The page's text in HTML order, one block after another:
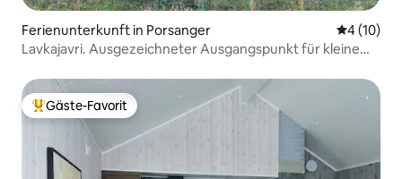
Ferienunterkunft in Porsanger
4 (10)
Lavkajavri. Ausgezeichneter Ausgangspunkt für kleine
Beliebter Gäste-Favorit.
Gäste-Favorit